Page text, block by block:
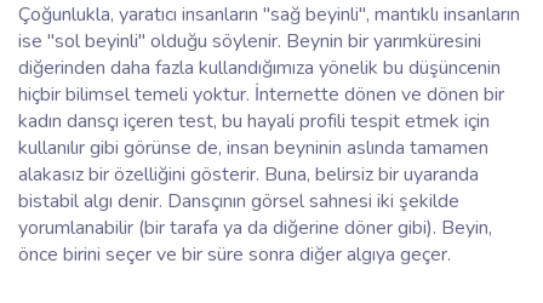
Çoğunlukla, yaratıcı insanların "sağ beyinli", mantıklı insanların
ise "sol beyinli" olduğu söylenir. Beynin bir yarımküresini
diğerinden daha fazla kullandığımıza yönelik bu düşüncenin
hiçbir bilimsel temeli yoktur. İnternette dönen ve dönen bir
kadın dansçı içeren test, bu hayali profili tespit etmek için
kullanılır gibi görünse de, insan beyninin aslında tamamen
alakasız bir özelliğini gösterir. Buna, belirsiz bir uyaranda
bistabil algı denir. Dansçının görsel sahnesi iki şekilde
yorumlanabilir (bir tarafa ya da diğerine döner gibi). Beyin,
önce birini seçer ve bir süre sonra diğer algıya geçer.